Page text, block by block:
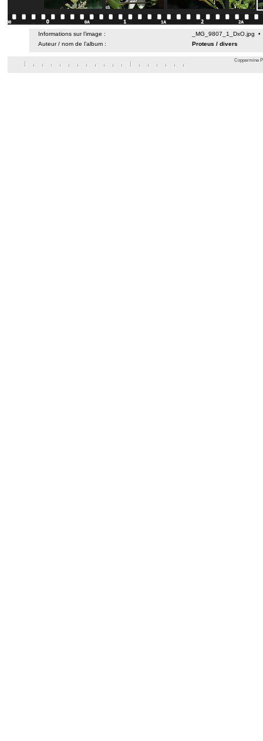
Informations sur l’image :
_MG_9807_1_DxO.jpg
Auteur / nom de l’album :
Proteus / divers
Coppermine